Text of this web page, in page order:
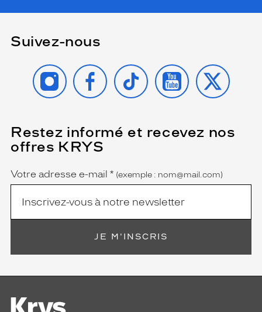
Suivez-nous
INSTAGRAMFACEBOOK
TIKTOK YOUTUBE
X
Restez informé et recevez nos
offres KRYS
Name
Votre adresse e-mail *
(Ce
champ
est
obligatoire)
(exemple : nom@mail.com)
JE M'INSCRIS